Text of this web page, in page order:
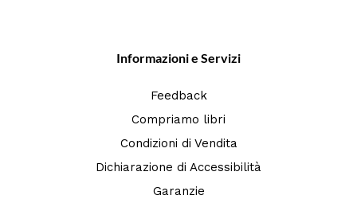
Informazioni e Servizi
Feedback
Compriamo libri
Condizioni di Vendita
Dichiarazione di Accessibilità
Garanzie